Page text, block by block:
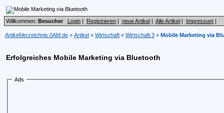
Willkommen: Besucher Login | Registrieren | neue Artikel | Alle Artikel | Impressum |
ArtikelVerzeichnis 0AM.de » Artikel » Wirtschaft » Wirtschaft 3 » Mobile Marketing via
Erfolgreiches Mobile Marketing via Bluetooth
Ads